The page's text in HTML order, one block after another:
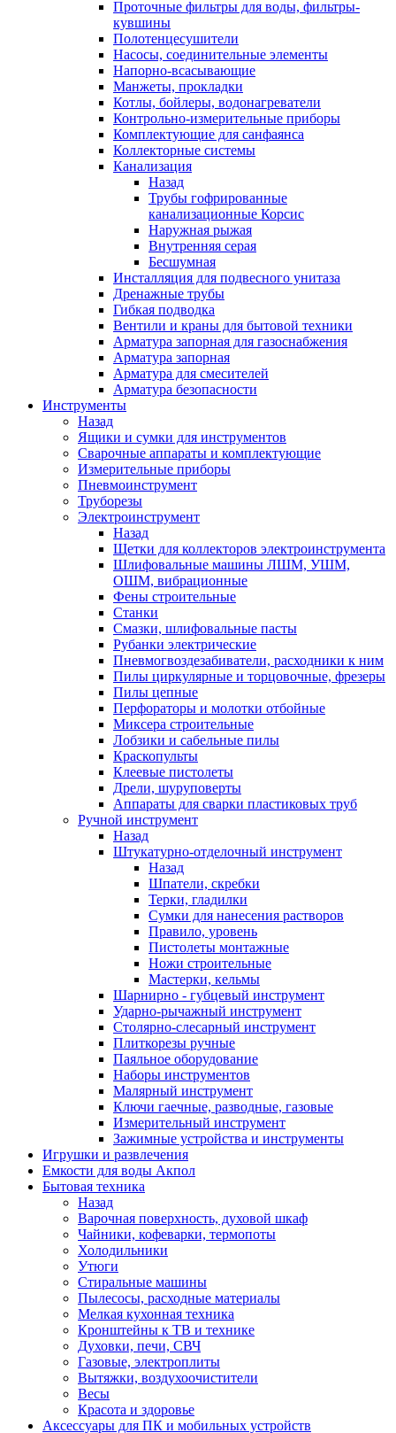
Проточные фильтры для воды, фильтры-
кувшины
Полотенцесушители
Насосы, соединительные элементы
Напорно-всасывающие
Манжеты, прокладки
Котлы, бойлеры, водонагреватели
Контрольно-измерительные приборы
Комплектующие для санфаянса
Коллекторные системы
Канализация
Назад
Трубы гофрированные
канализационные Корсис
Наружная рыжая
Внутренняя серая
Бесшумная
Инсталляция для подвесного унитаза
Дренажные трубы
Гибкая подводка
Вентили и краны для бытовой техники
Арматура запорная для газоснабжения
Арматура запорная
Арматура для смесителей
Арматура безопасности
Инструменты
Назад
Ящики и сумки для инструментов
Сварочные аппараты и комплектующие
Измерительные приборы
Пневмоинструмент
Труборезы
Электроинструмент
Назад
Щетки для коллекторов электроинструмента
Шлифовальные машины ЛШМ, УШМ,
ОШМ, вибрационные
Фены строительные
Станки
Смазки, шлифовальные пасты
Рубанки электрические
Пневмогвоздезабиватели, расходники к ним
Пилы циркулярные и торцовочные, фрезеры
Пилы цепные
Перфораторы и молотки отбойные
Миксера строительные
Лобзики и сабельные пилы
Краскопульты
Клеевые пистолеты
Дрели, шуруповерты
Аппараты для сварки пластиковых труб
Ручной инструмент
Назад
Штукатурно-отделочный инструмент
Назад
Шпатели, скребки
Терки, гладилки
Сумки для нанесения растворов
Правило, уровень
Пистолеты монтажные
Ножи строительные
Мастерки, кельмы
Шарнирно - губцевый инструмент
Ударно-рычажный инструмент
Столярно-слесарный инструмент
Плиткорезы ручные
Паяльное оборудование
Наборы инструментов
Малярный инструмент
Ключи гаечные, разводные, газовые
Измерительный инструмент
Зажимные устройства и инструменты
Игрушки и развлечения
Емкости для воды Акпол
Бытовая техника
Назад
Варочная поверхность, духовой шкаф
Чайники, кофеварки, термопоты
Холодильники
Утюги
Стиральные машины
Пылесосы, расходные материалы
Мелкая кухонная техника
Кронштейны к ТВ и технике
Духовки, печи, СВЧ
Газовые, электроплиты
Вытяжки, воздухоочистители
Весы
Красота и здоровье
Аксессуары для ПК и мобильных устройств